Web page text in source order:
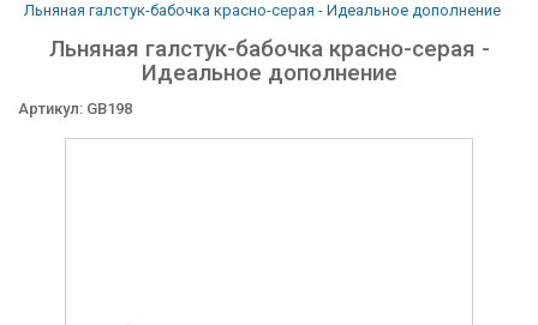
Льняная галстук-бабочка красно-серая - Идеальное дополнение
Льняная галстук-бабочка красно-серая -
Идеальное дополнение
Артикул: GB198